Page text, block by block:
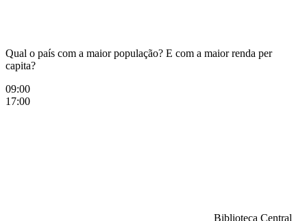
Qual o país com a maior população? E com a maior renda per
capita?
09:00
17:00
Biblioteca Central